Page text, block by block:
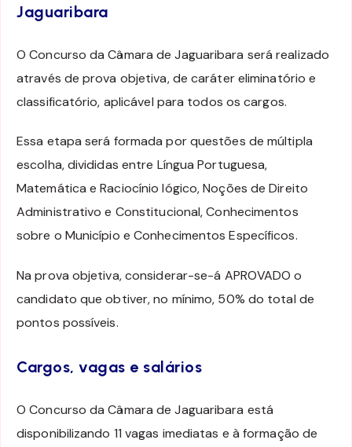
Jaguaribara
O Concurso da Câmara de Jaguaribara será realizado
através de prova objetiva, de caráter eliminatório e
classificatório, aplicável para todos os cargos.
Essa etapa será formada por questões de múltipla
escolha, divididas entre Língua Portuguesa,
Matemática e Raciocínio lógico, Noções de Direito
Administrativo e Constitucional, Conhecimentos
sobre o Município e Conhecimentos Específicos.
Na prova objetiva, considerar-se-á APROVADO o
candidato que obtiver, no mínimo, 50% do total de
pontos possíveis.
Cargos, vagas e salários
O Concurso da Câmara de Jaguaribara está
disponibilizando 11 vagas imediatas e à formação de